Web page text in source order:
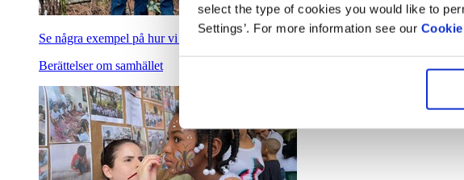
select the type of cookies you would like to
Settings’. For more information see our
Se några exempel på hur vi hjälper till att skapa en grönare och blåare planet.
Berättelser om samhället